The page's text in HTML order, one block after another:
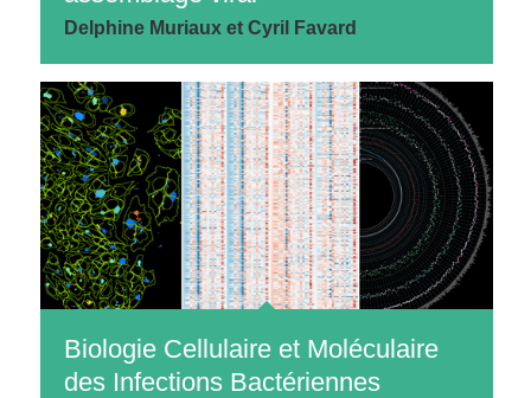
Delphine Muriaux et Cyril Favard
Biologie Cellulaire et Moléculaire
des Infections Bactériennes